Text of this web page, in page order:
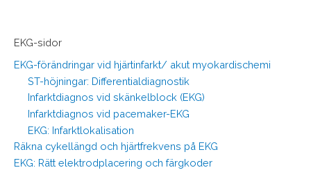
EKG-sidor
EKG-förändringar vid hjärtinfarkt/ akut myokardischemi
ST-höjningar: Differentialdiagnostik
Infarktdiagnos vid skänkelblock (EKG)
Infarktdiagnos vid pacemaker-EKG
EKG: Infarktlokalisation
Räkna cykellängd och hjärtfrekvens på EKG
EKG: Rätt elektrodplacering och färgkoder